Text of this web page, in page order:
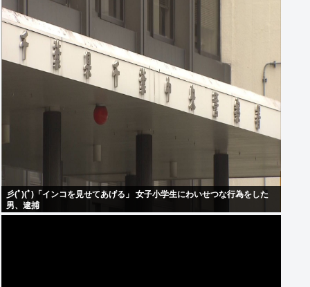
彡(ﾟ)(ﾟ)「インコを見せてあげる」 女子小学生にわいせつな行為をした
男、逮捕